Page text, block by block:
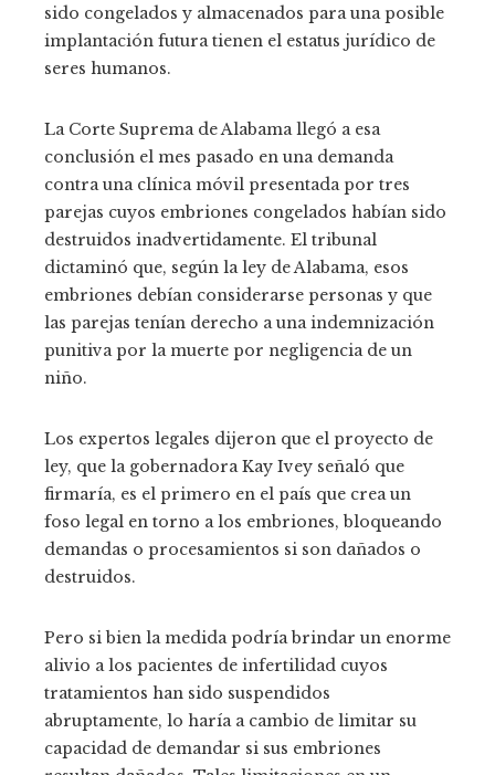
sido congelados y almacenados para una posible
implantación futura tienen el estatus jurídico de
seres humanos.
La Corte Suprema de Alabama llegó a esa
conclusión el mes pasado en una demanda
contra una clínica móvil presentada por tres
parejas cuyos embriones congelados habían sido
destruidos inadvertidamente. El tribunal
dictaminó que, según la ley de Alabama, esos
embriones debían considerarse personas y que
las parejas tenían derecho a una indemnización
punitiva por la muerte por negligencia de un
niño.
Los expertos legales dijeron que el proyecto de
ley, que la gobernadora Kay Ivey señaló que
firmaría, es el primero en el país que crea un
foso legal en torno a los embriones, bloqueando
demandas o procesamientos si son dañados o
destruidos.
Pero si bien la medida podría brindar un enorme
alivio a los pacientes de infertilidad cuyos
tratamientos han sido suspendidos
abruptamente, lo haría a cambio de limitar su
capacidad de demandar si sus embriones